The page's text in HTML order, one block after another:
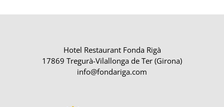
Hotel Restaurant Fonda Rigà
17869 Tregurà-Vilallonga de Ter (Girona)
info@fondariga.com